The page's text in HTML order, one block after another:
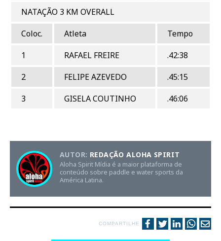
NATAÇÃO 3 KM OVERALL
Coloc.
Atleta
Tempo
1
RAFAEL FREIRE
.42:38
2
FELIPE AZEVEDO
.45:15
3
GISELA COUTINHO .46:06
AUTOR: REDAÇÃO ALOHA SPIRIT
Aloha Spirit Mídia é a maior plataforma de
conteúdo sobre paddle e water sports da
América Latina.
COMPARTILHE